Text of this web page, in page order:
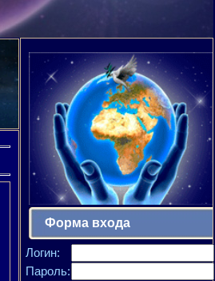
Форма входа
Логин:
Пароль: